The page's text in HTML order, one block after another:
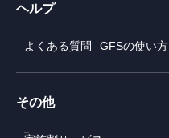
ヘルプ
よくある質問 GFSの使い方
その他